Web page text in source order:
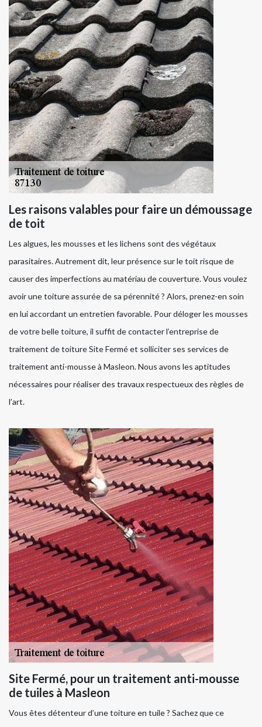
Les raisons valables pour faire un démoussage
de toit
Les algues, les mousses et les lichens sont des végétaux
parasitaires. Autrement dit, leur présence sur le toit risque de
causer des imperfections au matériau de couverture. Vous voulez
avoir une toiture assurée de sa pérennité ? Alors, prenez-en soin
en lui accordant un entretien favorable. Pour déloger les mousses
de votre belle toiture, il suffit de contacter l’entreprise de
traitement de toiture Site Fermé et solliciter ses services de
traitement anti-mousse à Masleon. Nous avons les aptitudes
nécessaires pour réaliser des travaux respectueux des règles de
l’art.
Site Fermé, pour un traitement anti-mousse
de tuiles à Masleon
Vous êtes détenteur d’une toiture en tuile ? Sachez que ce